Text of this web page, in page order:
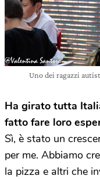
Uno dei ragazzi
Ha girato tutta
fatto fare loro
Sì, è stato un
per me. Abbiamo
la pizza e altri che